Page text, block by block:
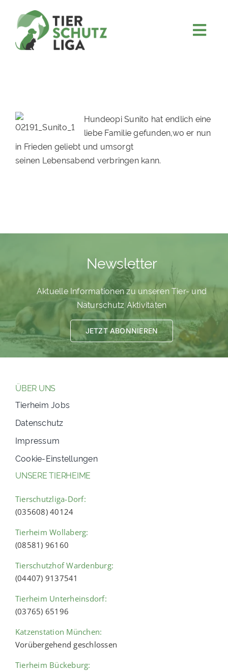
content
MITMACHEN
FÖRDERN & VERERBEN
KOOPERATIONEN
Hundeopi Sunito hat endlich eine
liebe Familie gefunden,wo er nun
in Frieden geliebt und umsorgt
seinen Lebensabend verbringen kann.
Newsletter
Aktuelle Informationen zu unseren Tier- und
Naturschutz Aktivitäten
JETZT ABONNIEREN
ÜBER UNS
Tierheim Jobs
Datenschutz
Impressum
Cookie-Einstellungen
UNSERE TIERHEIME
Tierschutzliga-Dorf:
(035608) 40124
Tierheim Wollaberg:
(08581) 96160
Tierschutzhof Wardenburg:
(04407) 9137541
Tierheim Unterheinsdorf:
(03765) 65196
Katzenstation München:
Vorübergehend geschlossen
Tierheim Bückeburg: